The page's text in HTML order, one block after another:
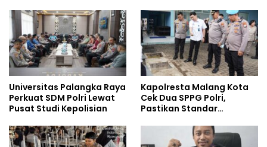
Universitas Palangka Raya
Perkuat SDM Polri Lewat
Pusat Studi Kepolisian
Kapolresta Malang Kota
Cek Dua SPPG Polri,
Pastikan Standar
Pengelolaan Limbah
Berjalan Optimal